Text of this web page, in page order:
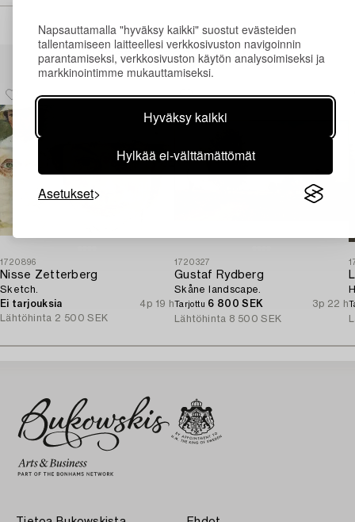
Napsauttamalla "hyväksy kaikki" suostut evästeiden
tallentamiseen laitteellesi verkkosivuston navigoinnin
parantamiseksi, verkkosivuston käytön analysoimiseksi ja
markkinointimme mukauttamiseksi.
Hyväksy kaikki
Hylkää ei-välttämättömät
Asetukset
Muiden katsomia kohteita
1720896
Nisse Zetterberg
Sketch.
Ei tarjouksia
4p 19 h
Lähtöhinta 2 500 SEK
1720327
Gustaf Rydberg
Skåne landscape.
Tarjottu 6 800 SEK
3p 22 h
Lähtöhinta 8 500 SEK